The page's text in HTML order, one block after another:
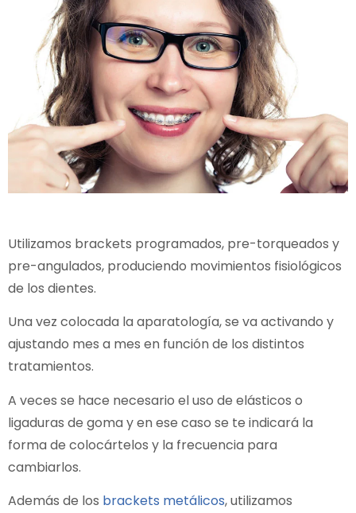
Utilizamos brackets programados, pre-torqueados y
pre-angulados, produciendo movimientos fisiológicos
de los dientes.
Una vez colocada la aparatología, se va activando y
ajustando mes a mes en función de los distintos
tratamientos.
A veces se hace necesario el uso de elásticos o
ligaduras de goma y en ese caso se te indicará la
forma de colocártelos y la frecuencia para
cambiarlos.
Además de los brackets metálicos, utilizamos